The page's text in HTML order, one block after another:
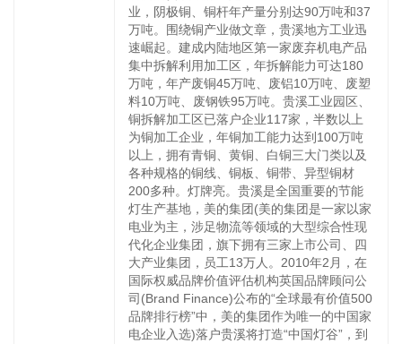
业，阴极铜、铜杆年产量分别达90万吨和37
万吨。围绕铜产业做文章，贵溪地方工业迅
速崛起。建成内陆地区第一家废弃机电产品
集中拆解利用加工区，年拆解能力可达180
万吨，年产废铜45万吨、废铝10万吨、废塑
料10万吨、废钢铁95万吨。贵溪工业园区、
铜拆解加工区已落户企业117家，半数以上
为铜加工企业，年铜加工能力达到100万吨
以上，拥有青铜、黄铜、白铜三大门类以及
各种规格的铜线、铜板、铜带、异型铜材
200多种。灯牌亮。贵溪是全国重要的节能
灯生产基地，美的集团(美的集团是一家以家
电业为主，涉足物流等领域的大型综合性现
代化企业集团，旗下拥有三家上市公司、四
大产业集团，员工13万人。2010年2月，在
国际权威品牌价值评估机构英国品牌顾问公
司(Brand Finance)公布的“全球最有价值500
品牌排行榜”中，美的集团作为唯一的中国家
电企业入选)落户贵溪将打造“中国灯谷”，到